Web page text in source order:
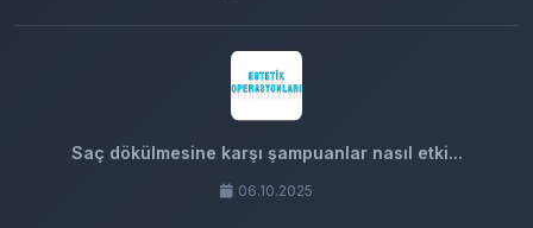
Saç dökülmesine karşı şampuanlar nasıl etki...
06.10.2025